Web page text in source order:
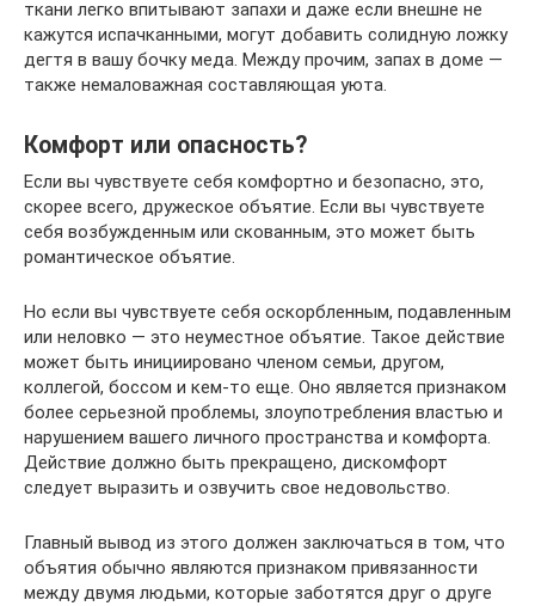
ткани легко впитывают запахи и даже если внешне не
кажутся испачканными, могут добавить солидную ложку
дегтя в вашу бочку меда. Между прочим, запах в доме —
также немаловажная составляющая уюта.
Комфорт или опасность?
Если вы чувствуете себя комфортно и безопасно, это,
скорее всего, дружеское объятие. Если вы чувствуете
себя возбужденным или скованным, это может быть
романтическое объятие.
Но если вы чувствуете себя оскорбленным, подавленным
или неловко — это неуместное объятие. Такое действие
может быть инициировано членом семьи, другом,
коллегой, боссом и кем-то еще. Оно является признаком
более серьезной проблемы, злоупотребления властью и
нарушением вашего личного пространства и комфорта.
Действие должно быть прекращено, дискомфорт
следует выразить и озвучить свое недовольство.
Главный вывод из этого должен заключаться в том, что
объятия обычно являются признаком привязанности
между двумя людьми, которые заботятся друг о друге